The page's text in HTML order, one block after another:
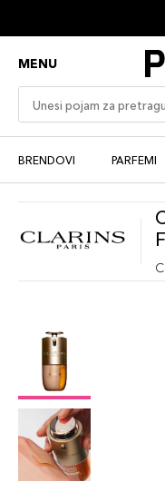
MENU
BRENDOVI PARFEMI